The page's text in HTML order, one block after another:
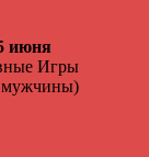
июня
Игры
мужчины)